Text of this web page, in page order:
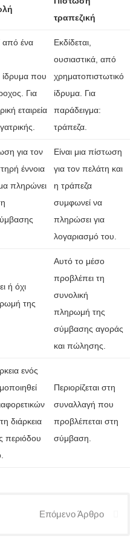
τραπεζική
από ένα
ίδρυμα που
Για
εταιρεία
Εκδίδεται,
ουσιαστικά, από
χρηματοπιστωτικό
ίδρυμα. Για
παράδειγμα:
τράπεζα.
για τον
έννοια
πληρώνει
Είναι μια πίστωση
για τον πελάτη και
η τράπεζα
συμφωνεί να
πληρώσει για
λογαριασμό του.
ή όχι
της
Αυτό το μέσο
προβλέπει τη
συνολική
πληρωμή της
σύμβασης αγοράς
και πώλησης.
ενός
διάρκεια
περιόδου
Περιορίζεται στη
συναλλαγή που
προβλέπεται στη
σύμβαση.
Επόμενο Άρθρο